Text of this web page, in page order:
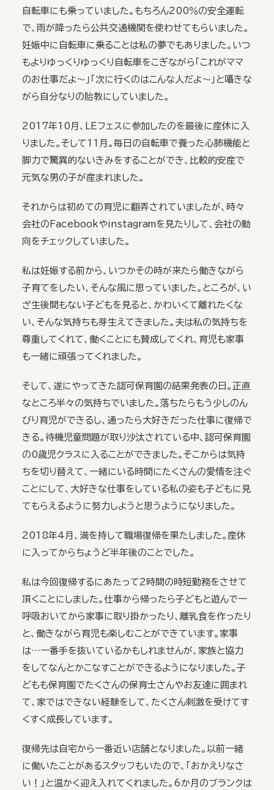
自転車にも乗っていました。もちろん200％の安全運転
で、雨が降ったら公共交通機関を使わせてもらいました。
妊娠中に自転車に乗ることは私の夢でもありました。いつ
もよりゆっくりゆっくり自転車をこぎながら「これがママ
のお仕事だよ～」「次に行くのはこんな人だよ～」と囁きな
がら自分なりの胎教にしていました。
2017年10月、LEフェスに参加したのを最後に産休に入
りました。そして11月。毎日の自転車で養った心肺機能と
脚力で驚異的ないきみをすることができ、比較的安産で
元気な男の子が産まれました。
それからは初めての育児に翻弄されていましたが、時々
会社のFacebookやinstagramを見たりして、会社の動
向をチェックしていました。
私は妊娠する前から、いつかその時が来たら働きながら
子育てをしたい、そんな風に思っていました。ところが、い
ざ生後間もない子どもを見ると、かわいくて離れたくな
い、そんな気持ちも芽生えてきました。夫は私の気持ちを
尊重してくれて、働くことにも賛成してくれ、育児も家事
も一緒に頑張ってくれました。
そして、遂にやってきた認可保育園の結果発表の日。正直
なところ半々の気持ちでいました。落ちたらもう少しのん
びり育児ができるし、通ったら大好きだった仕事に復帰で
きる。待機児童問題が取り沙汰されている中、認可保育園
の0歳児クラスに入ることができました。そこからは気持
ちを切り替えて、一緒にいる時間にたくさんの愛情を注ぐ
ことにして、大好きな仕事をしている私の姿も子どもに見
てもらえるように努力しようと思うようになりました。
2018年4月、満を持して職場復帰を果たしました。産休
に入ってからちょうど半年後のことでした。
私は今回復帰するにあたって2時間の時短勤務をさせて
頂くことにしました。仕事から帰ったら子どもと遊んで一
呼吸おいてから家事に取り掛かったり、離乳食を作ったり
と、働きながら育児も楽しむことができています。家事
は…一番手を抜いているかもしれませんが、家族と協力
をしてなんとかこなすことができるようになりました。子
どもも保育園でたくさんの保育士さんやお友達に囲まれ
て、家ではできない経験をして、たくさん刺激を受けてす
くすく成長しています。
復帰先は自宅から一番近い店舗となりました。以前一緒
に働いたことがあるスタッフもいたので、「おかえりなさ
い！」と温かく迎え入れてくれました。6か月のブランクは